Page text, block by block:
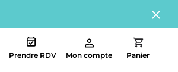
Prendre RDV Mon compte Panier